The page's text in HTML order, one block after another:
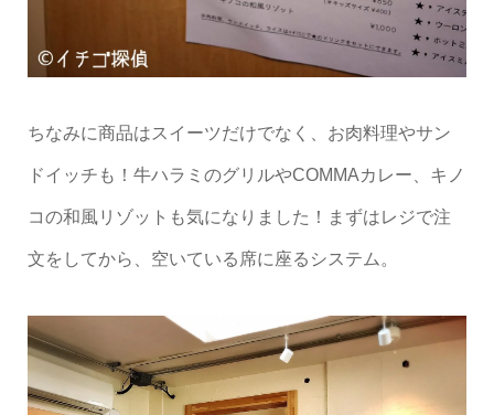
ちなみに商品はスイーツだけでなく、お肉料理やサン
ドイッチも！牛ハラミのグリルやCOMMAカレー、キノ
コの和風リゾットも気になりました！まずはレジで注
文をしてから、空いている席に座るシステム。